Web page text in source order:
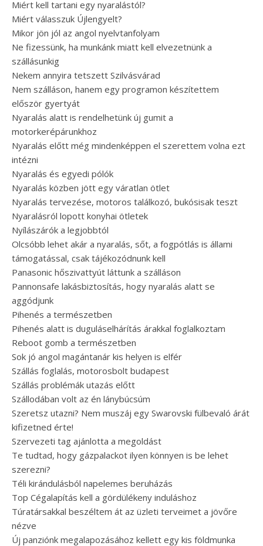
Miért kell tartani egy nyaralástól?
Miért válasszuk Újlengyelt?
Mikor jön jól az angol nyelvtanfolyam
Ne fizessünk, ha munkánk miatt kell elvezetnünk a
szállásunkig
Nekem annyira tetszett Szilvásvárad
Nem szálláson, hanem egy programon készítettem
először gyertyát
Nyaralás alatt is rendelhetünk új gumit a
motorkerépárunkhoz
Nyaralás előtt még mindenképpen el szerettem volna ezt
intézni
Nyaralás és egyedi pólók
Nyaralás közben jött egy váratlan ötlet
Nyaralás tervezése, motoros találkozó, bukósisak teszt
Nyaralásról lopott konyhai ötletek
Nyílászárók a legjobbtól
Olcsóbb lehet akár a nyaralás, sőt, a fogpótlás is állami
támogatással, csak tájékozódnunk kell
Panasonic hőszivattyút láttunk a szálláson
Pannonsafe lakásbiztosítás, hogy nyaralás alatt se
aggódjunk
Pihenés a természetben
Pihenés alatt is duguláselhárítás árakkal foglalkoztam
Reboot gomb a természetben
Sok jó angol magántanár kis helyen is elfér
Szállás foglalás, motorosbolt budapest
Szállás problémák utazás előtt
Szállodában volt az én lánybúcsúm
Szeretsz utazni? Nem muszáj egy Swarovski fülbevaló árát
kifizetned érte!
Szervezeti tag ajánlotta a megoldást
Te tudtad, hogy gázpalackot ilyen könnyen is be lehet
szerezni?
Téli kirándulásból napelemes beruházás
Top Cégalapítás kell a gördülékeny induláshoz
Túratársakkal beszéltem át az üzleti terveimet a jövőre
nézve
Új panziónk megalapozásához kellett egy kis földmunka